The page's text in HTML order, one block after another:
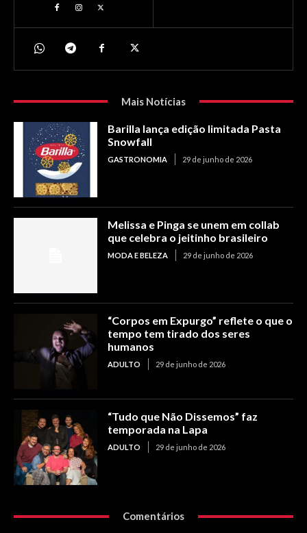
Mais Notícias
Barilla lança edição limitada Pasta
Snowfall
GASTRONOMIA 29 de junho de 2026
Melissa e Pinga se unem em collab
que celebra o jeitinho brasileiro
MODA E BELEZA 29 de junho de 2026
“Corpos em Expurgo” reflete o que o
tempo tem tirado dos seres
humanos
ADULTO 29 de junho de 2026
“Tudo que Não Dissemos” faz
temporada na Lapa
ADULTO 29 de junho de 2026
Comentários